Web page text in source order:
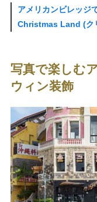
アメリカンビレッジ
Christmas Land (ク
写真で楽しむ
ウィン装飾